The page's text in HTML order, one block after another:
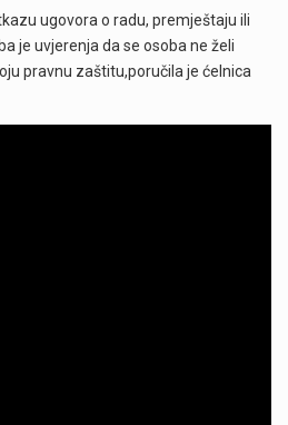
ugovora o radu, premještaju ili
je uvjerenja da se osoba ne želi
pravnu zaštitu,poručila je ćelnica